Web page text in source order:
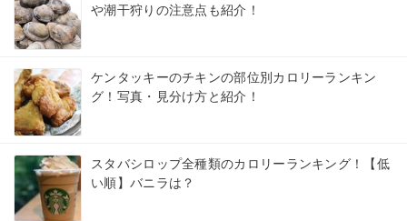
や潮干狩りの注意点も紹介！
ケンタッキーのチキンの部位別カロリーランキン
グ！写真・見分け方と紹介！
スタバシロップ全種類のカロリーランキング！【低
い順】バニラは？